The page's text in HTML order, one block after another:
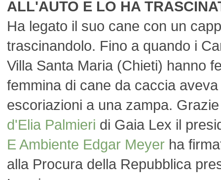
ALL'AUTO E LO HA
Ha legato il suo cane con un
trascinandolo. Fino a quando i
Villa Santa Maria (Chieti) hanno
femmina di cane da caccia
escoriazioni a una zampa.
d'Elia Palmieri di Gaia Lex il
E Ambiente Edgar Meyer ha
alla Procura della Repubblica